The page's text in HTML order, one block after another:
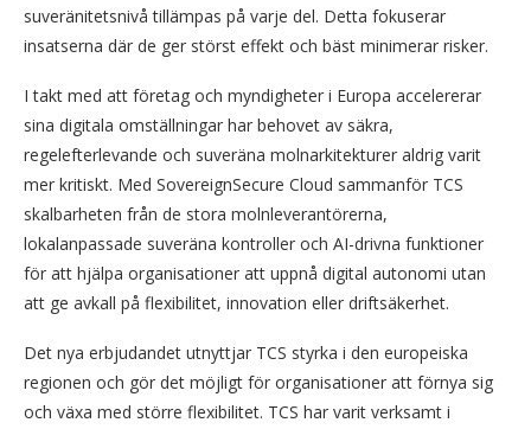
suveränitetsnivå tillämpas på varje del. Detta fokuserar
insatserna där de ger störst effekt och bäst minimerar risker.
I takt med att företag och myndigheter i Europa accelererar
sina digitala omställningar har behovet av säkra,
regelefterlevande och suveräna molnarkitekturer aldrig varit
mer kritiskt. Med SovereignSecure Cloud sammanför TCS
skalbarheten från de stora molnleverantörerna,
lokalanpassade suveräna kontroller och AI-drivna funktioner
för att hjälpa organisationer att uppnå digital autonomi utan
att ge avkall på flexibilitet, innovation eller driftsäkerhet.
Det nya erbjudandet utnyttjar TCS styrka i den europeiska
regionen och gör det möjligt för organisationer att förnya sig
och växa med större flexibilitet. TCS har varit verksamt i